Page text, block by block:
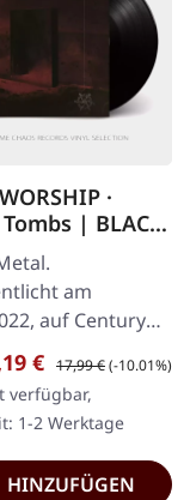
·
| BLACK
am
auf Century
Vinyl im
Cover. 1 Specular
Tombs 3
€ Regulärer Preis:
17,99 €(-10.01%)
verfügbar,
1-2 Werktage
HINZUFÜGEN